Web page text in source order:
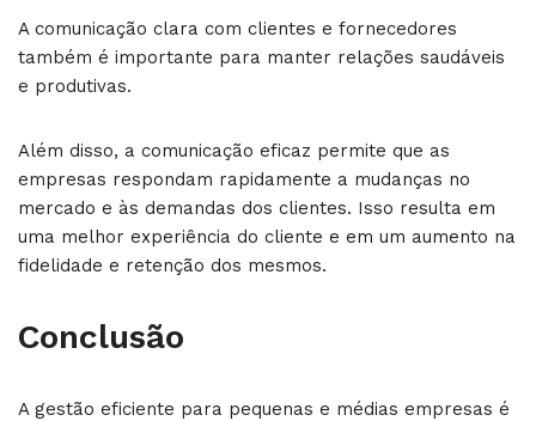
A comunicação clara com clientes e fornecedores
também é importante para manter relações saudáveis
e produtivas.
Além disso, a comunicação eficaz permite que as
empresas respondam rapidamente a mudanças no
mercado e às demandas dos clientes. Isso resulta em
uma melhor experiência do cliente e em um aumento na
fidelidade e retenção dos mesmos.
Conclusão
A gestão eficiente para pequenas e médias empresas é